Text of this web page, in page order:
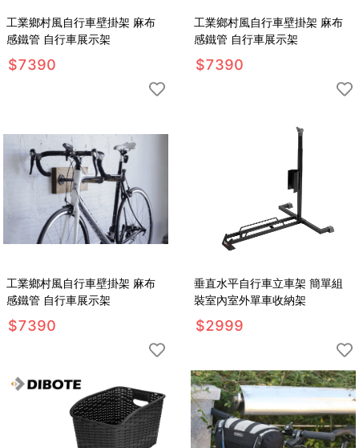
工業鄉村風自行車壁掛架 麻布
感鐵管 自行車展示架
$7390
工業鄉村風自行車壁掛架 麻布
感鐵管 自行車展示架
$7390
工業鄉村風自行車壁掛架 麻布
感鐵管 自行車展示架
$7390
垂直水平自行車立車架 簡單組
裝室內室外單車收納架
$2999